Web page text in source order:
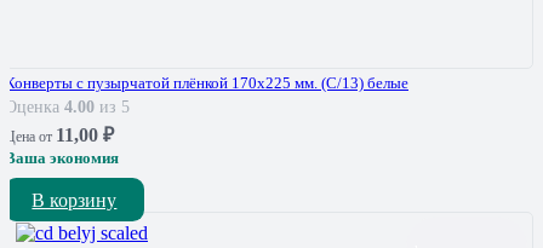
Конверты с пузырчатой плёнкой 170х225 мм. (С/13) белые
Оценка 4.00 из 5
Цена от 11,00 ₽
Ваша экономия
В корзину